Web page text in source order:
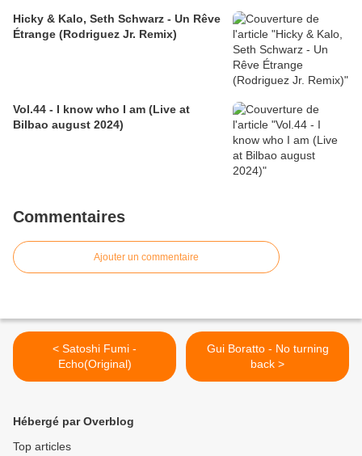
Hicky & Kalo, Seth Schwarz - Un Rêve
Étrange (Rodriguez Jr. Remix)
Vol.44 - I know who I am (Live at
Bilbao august 2024)
Commentaires
Ajouter un commentaire
< Satoshi Fumi -
Echo(Original)
Gui Boratto - No turning
back >
Hébergé par Overblog
Top articles